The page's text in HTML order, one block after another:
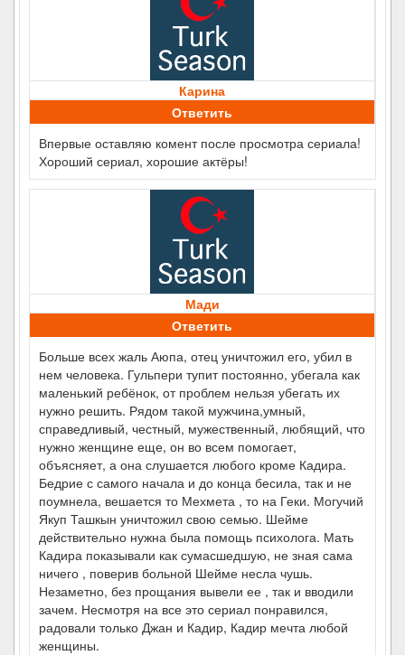
Карина
Ответить
Впервые оставляю комент после просмотра сериала!
Хороший сериал, хорошие актёры!
Мади
Ответить
Больше всех жаль Аюпа, отец уничтожил его, убил в
нем человека. Гульпери тупит постоянно, убегала как
маленький ребёнок, от проблем нельзя убегать их
нужно решить. Рядом такой мужчина,умный,
справедливый, честный, мужественный, любящий, что
нужно женщине еще, он во всем помогает,
объясняет, а она слушается любого кроме Кадира.
Бедрие с самого начала и до конца бесила, так и не
поумнела, вешается то Мехмета , то на Геки. Могучий
Якуп Ташкын уничтожил свою семью. Шейме
действительно нужна была помощь психолога. Мать
Кадира показывали как сумасшедшую, не зная сама
ничего , поверив больной Шейме несла чушь.
Незаметно, без прощания вывели ее , так и вводили
зачем. Несмотря на все это сериал понравился,
радовали только Джан и Кадир, Кадир мечта любой
женщины.